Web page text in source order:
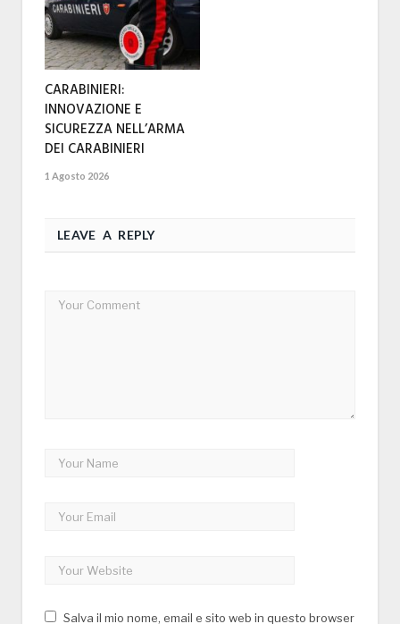
CARABINIERI:
INNOVAZIONE E
SICUREZZA NELL’ARMA
DEI CARABINIERI
1 Agosto 2026
LEAVE A REPLY
Salva il mio nome, email e sito web in questo browser